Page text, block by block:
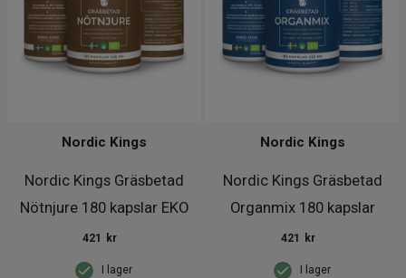
Nordic Kings Gräsbetad
Nötnjure 180 kapslar EKO
Nordic Kings
I lager
421 kr
Nordic Kings Gräsbetad
Organmix 180 kapslar
Nordic Kings
I lager
421 kr